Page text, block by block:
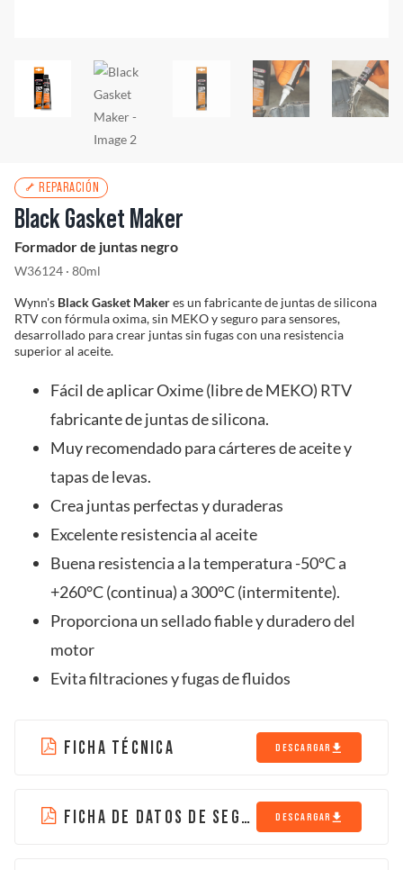
Encuentra un Distribuidor
REPARACIÓN
Black Gasket Maker
Formador de juntas negro
W36124 · 80ml
Wynn's Black Gasket Makeres un fabricante de juntas de silicona
RTV con fórmula oxima, sin MEKO y seguro para sensores,
desarrollado para crear juntas sin fugas con una resistencia
superior al aceite.
Fácil de aplicar Oxime (libre de MEKO) RTV
fabricante de juntas de silicona.
Muy recomendado para cárteres de aceite y
tapas de levas.
Crea juntas perfectas y duraderas
Excelente resistencia al aceite
Buena resistencia a la temperatura -50°C a
+260°C (continua) a 300°C (intermitente).
Proporciona un sellado fiable y duradero del
motor
Evita filtraciones y fugas de fluidos
FICHA TÉCNICA DESCARGAR
FICHA DE DATOS DE SEGURIDAD DESCARGAR